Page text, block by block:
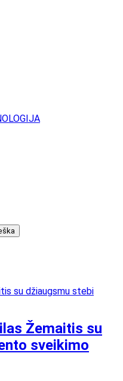
Žemaitis su
sveikimo